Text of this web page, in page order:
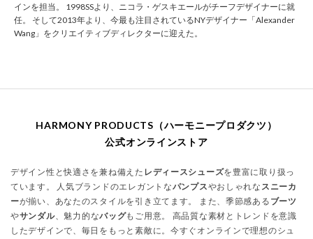
インを担当。 1998SSより、ニコラ・ゲスキエールがチーフデザイナーに就
任。 そして2013年より、今最も注目されているNYデザイナー「Alexander
Wang」をクリエイティブディレクターに迎えた。
HARMONY PRODUCTS（ハーモニープロダクツ）
公式オンラインストア
デザイン性と快適さを兼ね備えた レディースシューズを豊富に取り扱っ
ています。 人気ブランドのエレガントなパンプスやおしゃれな スニーカ
ーが揃い、あなたのスタイルを引き立てます。 また、季節感ある ブーツ
やサンダル、魅力的なバッグもご用意。 高品質な素材とトレンドを意識
したデザインで、毎日をもっと素敵に。今すぐオンラインで理想のシュ